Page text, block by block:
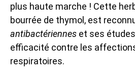
plus haute marche ! Cette
bourrée de thymol, est
antibactériennes et ses
efficacité contre les
respiratoires.